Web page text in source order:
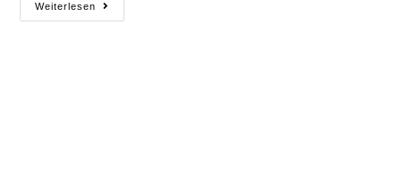
Weiterlesen